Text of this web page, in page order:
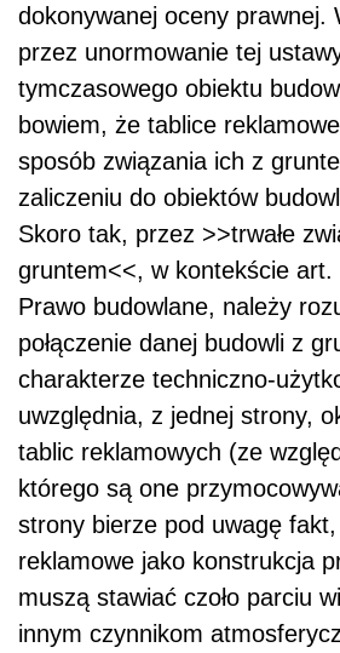
dokonywanej oceny prawnej.
przez unormowanie tej
tymczasowego obiektu
bowiem, że tablice
sposób związania ich z
zaliczeniu do obiektów
Skoro tak, przez >>trwałe
gruntem<<, w kontekście
Prawo budowlane, należy
połączenie danej budowli z
charakterze techniczno-
uwzględnia, z jednej strony,
tablic reklamowych (ze
którego są one
strony bierze pod uwagę
reklamowe jako konstrukcja
muszą stawiać czoło parciu
innym czynnikom